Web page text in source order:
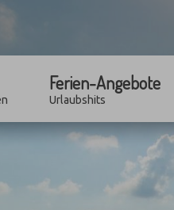
Ferien-Angebote
Urlaubshits